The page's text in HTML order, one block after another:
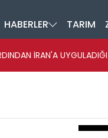
HABERLER TARIM
İRAN'A